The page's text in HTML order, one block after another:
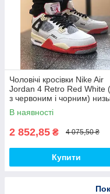
Чоловічі кросівки Nike Air
Jordan 4 Retro Red White
з червоним і чорним)
демі кроси PD7361 топ
В наявності
2 852,85 ₴ 4 075,50 ₴
Купити